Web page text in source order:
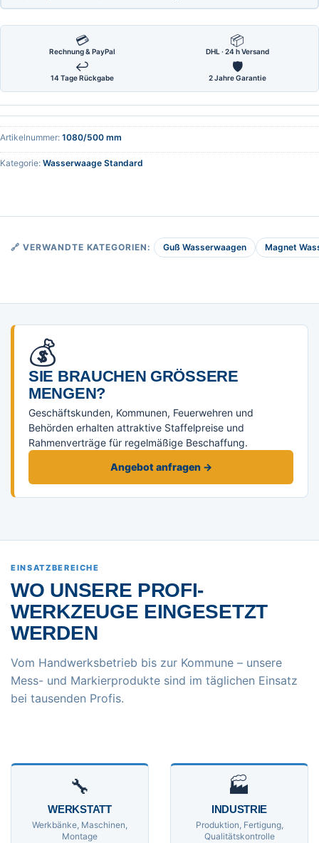
💳
Rechnung & PayPal
📦
DHL · 24 h Versand
↩
14 Tage Rückgabe
🛡
2 Jahre Garantie
Artikelnummer: 1080/500 mm
Kategorie: Wasserwaage Standard
🔗 VERWANDTE KATEGORIEN: Guß Wasserwaagen Magnet
💰
SIE BRAUCHEN GRÖSSERE M
ENGEN?
Geschäftskunden, Kommunen, Feuerwehren und
Behörden erhalten attraktive Staffelpreise und
Rahmenverträge für regelmäßige Beschaffung.
Angebot anfragen →
EINSATZBEREICHE
WO UNSERE PROFI-
WERKZEUGE EINGESETZT
WERDEN
Vom Handwerksbetrieb bis zur Kommune – unsere
Mess- und Markierprodukte sind im täglichen Einsatz
bei tausenden Profis.
🔧
WERKSTATT
Werkbänke, Maschinen,
Montage
🏭
INDUSTRIE
Produktion, Fertigung,
Qualitätskontrolle